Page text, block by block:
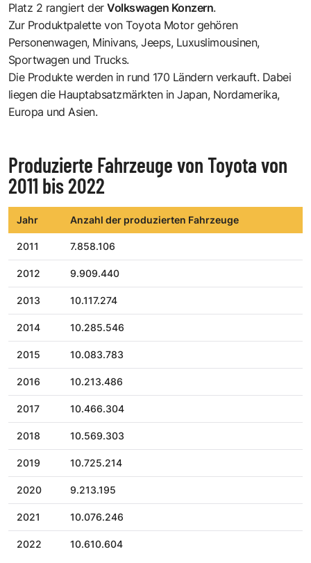
Platz 2 rangiert derVolkswagen Konzern.
Zur Produktpalette von Toyota Motor gehören
Personenwagen, Minivans, Jeeps, Luxuslimousinen,
Sportwagen und Trucks.
Die Produkte werden in rund 170 Ländern verkauft. Dabei
liegen die Hauptabsatzmärkten in Japan, Nordamerika,
Europa und Asien.
Produzierte Fahrzeuge von Toyota von
2011 bis 2022
Jahr Anzahl der produzierten Fahrzeuge
2011 7.858.106
2012 9.909.440
2013 10.117.274
2014 10.285.546
2015 10.083.783
2016 10.213.486
2017 10.466.304
2018 10.569.303
2019 10.725.214
2020 9.213.195
2021 10.076.246
2022 10.610.604